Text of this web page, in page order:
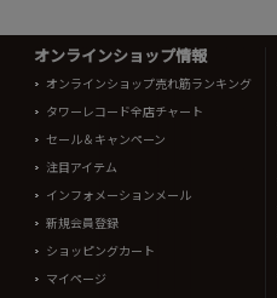
オンラインショップ情報
オンラインショップ売れ筋ランキング
タワーレコード全店チャート
セール＆キャンペーン
注目アイテム
インフォメーションメール
新規会員登録
ショッピングカート
マイページ